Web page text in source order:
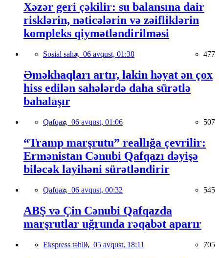
Xəzər geri çəkilir: su balansına dair
risklərin, nəticələrin və zəifliklərin
kompleks qiymətləndirilməsi
Sosial sahə, 06 avqust, 01:38 477
Əməkhaqları artır, lakin həyat ən çox
hiss edilən sahələrdə daha sürətlə
bahalaşır
Qafqaz, 06 avqust, 01:06 507
“Tramp marşrutu” reallığa çevrilir:
Ermənistan Cənubi Qafqazı dəyişə
biləcək layihəni sürətləndirir
Qafqaz, 06 avqust, 00:32 545
ABŞ və Çin Cənubi Qafqazda
marşrutlar uğrunda rəqabət aparır
Ekspress təhlil, 05 avqust, 18:11 705